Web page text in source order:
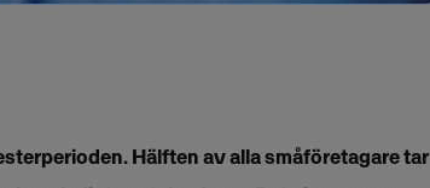
Hälften av alla småföretagare tar